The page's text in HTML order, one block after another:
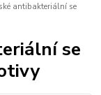
antibakteriální se
se